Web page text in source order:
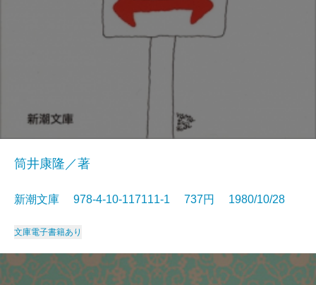
筒井康隆／著
新潮文庫 978-4-10-117111-1 737円 1980/10/28
文庫電子書籍あり